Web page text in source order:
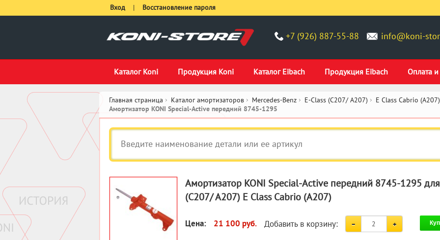
+7 (926) 887-55-88 info@koni-
Каталог Koni Продукция Koni Каталог Eibach Продукция Eibach Оплата и
Вход | Восстановление пароля
Главная страница Каталог амортизаторов Mercedes-Benz E-Class (C207/ A207) E Class Cabrio (A207)
Амортизатор KONI Special-Active передний 8745-1295
Амортизатор KONI Special-Active передний 8745-1295
(C207/ A207) E Class Cabrio (A207)
Цена: 21 100 руб. Добавить в корзину: